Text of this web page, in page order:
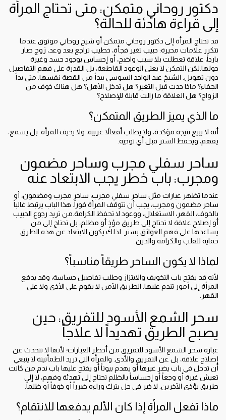
دكتور روحاني متمكن: متى تحتاج المرأة
إلى قراءة هادئة للحالة؟
قد تحتاج المرأة إلى دكتور روحاني متمكن أو شيخ روحاني موثوق عندما
تتكرر علامات محيرة: حبيب تغير فجأة، خطيب تراجع بعد وعد، زوج صار
بارداً، علاقة تعطلت بلا سبب واضح، أو إحساس بوجود حسد وغيرة
حولها.لكن التمكن لا يعني الوعود القاطعة، بل القدرة على فهم التفاصيل
دون تهويل. الشيخ عبد الواحد السوسي يبدأ من القصة نفسها: متى بدأ
الجفاء؟ ماذا حدث قبل التغير؟ هل تدخل الأهل؟ هل هناك خوف من
الزواج؟ هل العلاقة ما زالت قابلة للإصلاح؟
ما الذي يميز الطريق المتمكن؟
أنه لا يبيع نتيجة مؤكدة، ولا يطلب أفعالاً غريبة، ولا يخيف المرأة. بل يسمع،
يفهم، ويحفظ الستر قبل أي توجيه.
ساحر سفلي مجرب وساحر مضمون
ومجرب: باب خطر يجب الابتعاد عنه
عندما تظهر عبارات مثل ساحر سفلي مجرب، ساحر مجرب ومضمون، أو
ساحر مضمون ومجرب، يجب أن تتوقف المرأة فوراً. هذا الباب يرتبط غالباً
بالخوف، القهر، الاستغلال، ووعود لا تحفظ الكرامة.من تريد رجوع الحبيب
أو إصلاح علاقة لا تحتاج إلى طريق مؤذٍ أو مظلم، بل تحتاج إلى من
يساعدها على فهم العوائق بستر. لذلك يكون الابتعاد عن هذه الطرق
حماية للقلب والكرامة والدين.
لماذا لا يكون الساحر طريقاً مناسباً؟
لأنه قد يفتح باب التخويف والابتزاز وطلب تفاصيل حساسة، وقد يدفع
المرأة إلى أمور تندم عليها. الطريق الآمن لا يقوم على الأذى ولا على
القهر.
سحر الشمع الأسود للتفريق: حين
يصبح الطريق تهديداً لا علاجاً
عبارة سحر الشمع الأسود للتفريق من أخطر العبارات؛ لأنها لا تتحدث عن
إصلاح علاقة، بل عن التفريق والأذى. والمرأة التي تريد الطمأنينة لا ينبغي
أن تدخل في باب يضر غيرها أو يهدم بيوتاً أو يفتح عليها باب ندم.من كانت
تعيش غيرة أو وجعاً أو إحساساً بالظلم تحتاج إلى تهدئة وفهم، لا إلى
طريق يؤذي الآخرين. لا خير في حل يترك وراءه ضرراً أو خوفاً أو ظلماً.
ماذا تفعل المرأة إذا كان الألم يدفعها للانتقام؟